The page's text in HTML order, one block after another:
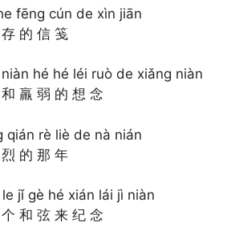
fēng cún de xìn jiān
的 信 笺
hé hé léi ruò de xiǎng niàn
羸 弱 的 想 念
qián rè liè de nà nián
的 那 年
jǐ gè hé xián lái jì niàn
和 弦 来 纪 念